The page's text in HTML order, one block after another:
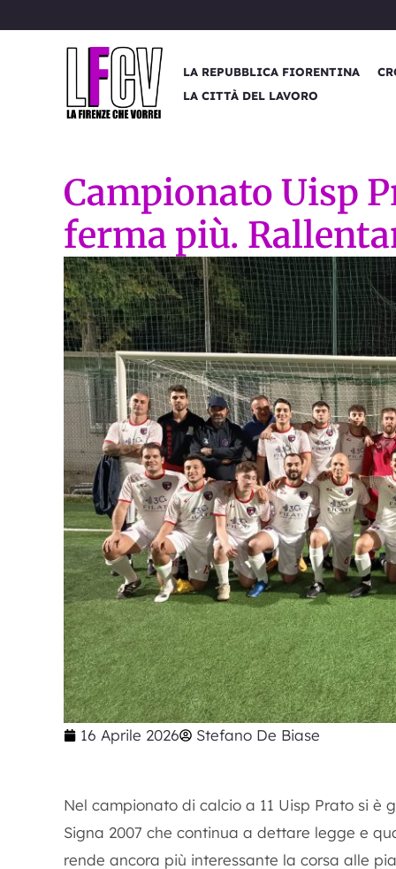
al
LA REPUBBLICA FIORENTINA
LA CITTÀ DEL LAVORO
Campionato Uisp
ferma più.
16 Aprile 2026 Stefano De Biase
Nel campionato di calcio a 11 Uisp Prato si è
Signa 2007 che continua a dettare legge e
rende ancora più interessante la corsa alle